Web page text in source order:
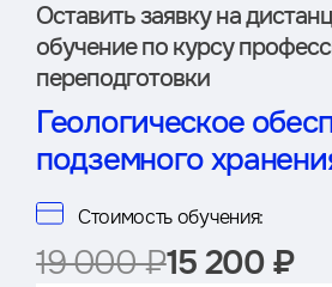
Оставить заявку на
обучение по курсу
переподготовки
Геологическое
подземного
Стоимость обучения:
19 000 ₽15 200 ₽